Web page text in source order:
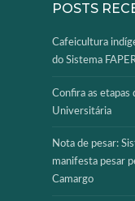
POSTS
Cafeicultura
do Sistema
Confira as etapas
Universitária
Nota de pesar:
manifesta pesar
Camargo